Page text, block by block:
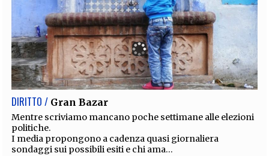
DIRITTO / Gran Bazar
Mentre scriviamo mancano poche settimane alle elezioni
politiche.
I media propongono a cadenza quasi giornaliera
sondaggi sui possibili esiti e chi ama...